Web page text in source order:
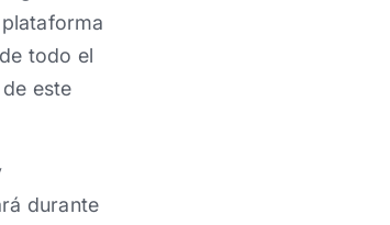
todo el
este
durante